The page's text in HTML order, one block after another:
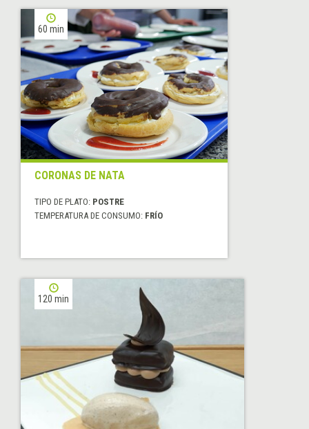
60 min
CORONAS DE NATA
TIPO DE PLATO: POSTRE
TEMPERATURA DE CONSUMO: FRÍO
120 min